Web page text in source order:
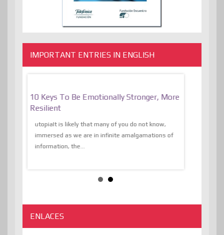
IMPORTANT ENTRIES IN ENGLISH
10 Keys To Be Emotionally Stronger, More
Resilient
utopiaIt is likely that many of you do not know,
immersed as we are in infinite amalgamations of
information, the...
ENLACES